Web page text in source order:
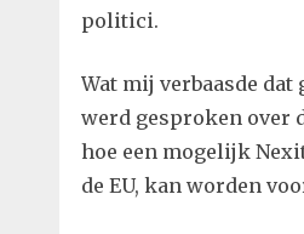
politici.
Wat mij verbaasde dat
werd gesproken over
hoe een mogelijk
de EU, kan worden